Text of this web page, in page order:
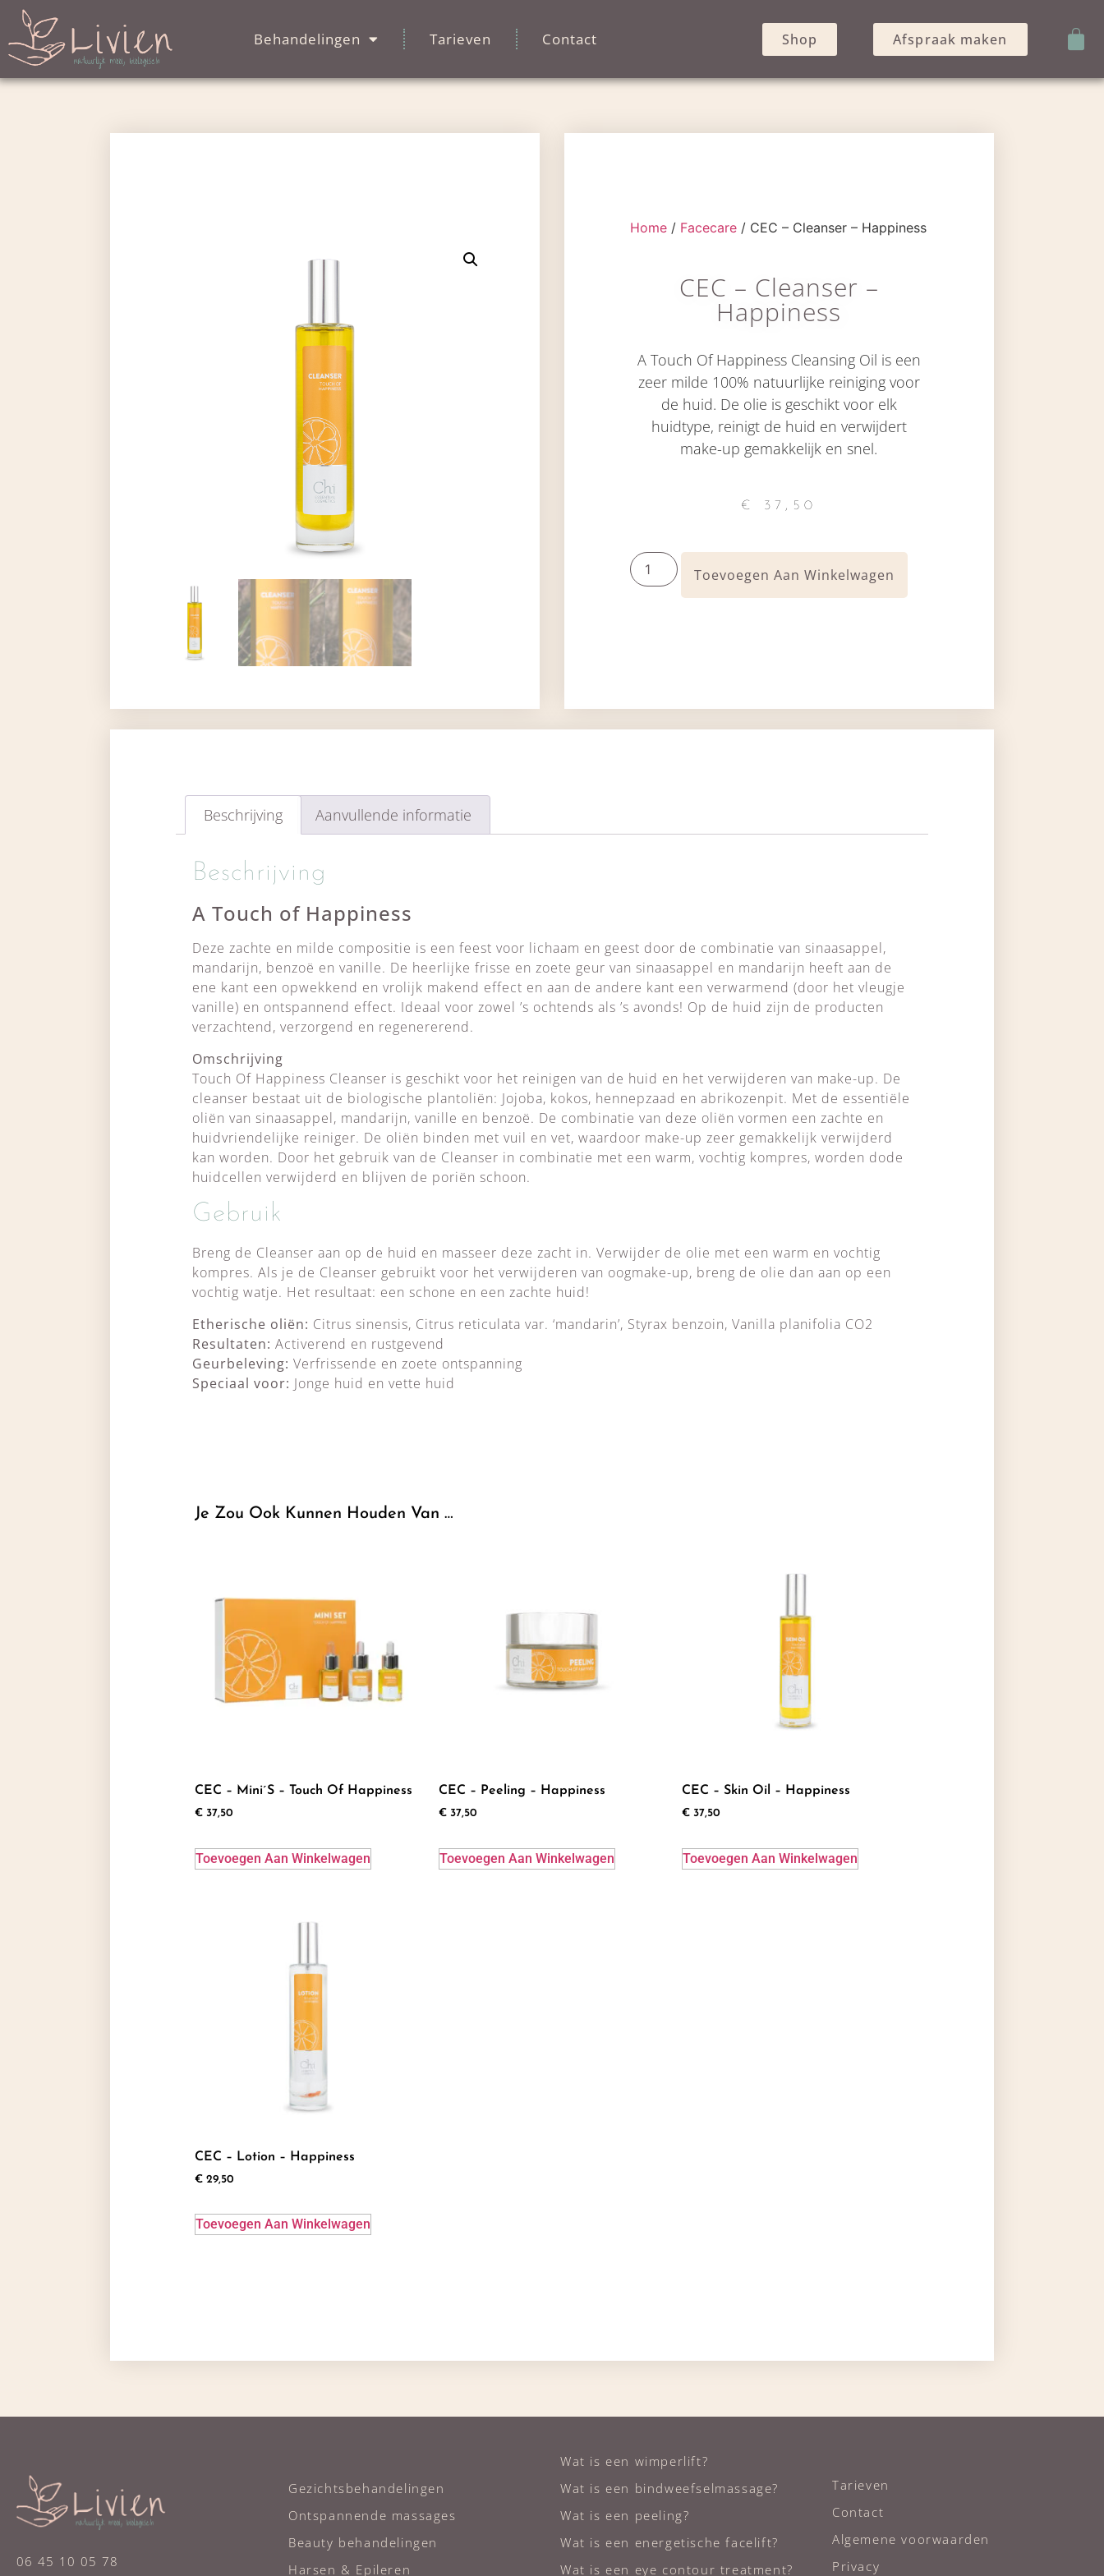
Behandelingen Tarieven Contact Shop Afspraak maken
Home / Facecare / CEC – Cleanser – Happiness
CEC – Cleanser –
Happiness
A Touch Of Happiness Cleansing Oil is een
zeer milde 100% natuurlijke reiniging voor
de huid. De olie is geschikt voor elk
huidtype, reinigt de huid en verwijdert
make-up gemakkelijk en snel.
€ 37,50
Toevoegen Aan Winkelwagen
Beschrijving Aanvullende informatie
Beschrijving
A Touch of Happiness
Deze zachte en milde compositie is een feest voor lichaam en geest door de combinatie van sinaasappel,
mandarijn, benzoë en vanille. De heerlijke frisse en zoete geur van sinaasappel en mandarijn heeft aan de
ene kant een opwekkend en vrolijk makend effect en aan de andere kant een verwarmend (door het vleugje
vanille) en ontspannend effect. Ideaal voor zowel ’s ochtends als ’s avonds! Op de huid zijn de producten
verzachtend, verzorgend en regenererend.
Omschrijving
Touch Of Happiness Cleanser is geschikt voor het reinigen van de huid en het verwijderen van make-up. De
cleanser bestaat uit de biologische plantoliën: Jojoba, kokos, hennepzaad en abrikozenpit. Met de essentiële
oliën van sinaasappel, mandarijn, vanille en benzoë. De combinatie van deze oliën vormen een zachte en
huidvriendelijke reiniger. De oliën binden met vuil en vet, waardoor make-up zeer gemakkelijk verwijderd
kan worden. Door het gebruik van de Cleanser in combinatie met een warm, vochtig kompres, worden dode
huidcellen verwijderd en blijven de poriën schoon.
Gebruik
Breng de Cleanser aan op de huid en masseer deze zacht in. Verwijder de olie met een warm en vochtig
kompres. Als je de Cleanser gebruikt voor het verwijderen van oogmake-up, breng de olie dan aan op een
vochtig watje. Het resultaat: een schone en een zachte huid!
Etherische oliën: Citrus sinensis, Citrus reticulata var. ‘mandarin’, Styrax benzoin, Vanilla planifolia CO2
Resultaten: Activerend en rustgevend
Geurbeleving: Verfrissende en zoete ontspanning
Speciaal voor: Jonge huid en vette huid
Je Zou Ook Kunnen Houden Van …
CEC – Mini´s – Touch Of Happiness
€ 37,50
Toevoegen Aan Winkelwagen
CEC – Peeling – Happiness
€37,50
Toevoegen Aan Winkelwagen
CEC – Skin Oil – Happiness
€ 37,50
Toevoegen Aan Winkelwagen
CEC – Lotion – Happiness
€ 29,50
Toevoegen Aan Winkelwagen
06 45 10 05 78
Gezichtsbehandelingen
Ontspannende massages
Beauty behandelingen
Harsen & Epileren
Wat is een wimperlift?
Wat is een bindweefselmassage?
Wat is een peeling?
Wat is een energetische facelift?
Wat is een eye contour treatment?
Tarieven
Contact
Algemene voorwaarden
Privacy